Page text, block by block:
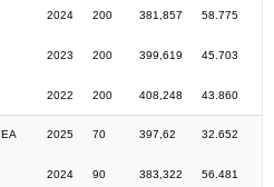
2024
2023
2022
200
200
200
381,857
399,619
408,248
58.775
45.703
43.860
EA 2025
2024
70
90
397,62
383,322
32.652
56.481